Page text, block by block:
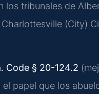
los tribunales de
(City)
Code § 20-124.2
papel que los